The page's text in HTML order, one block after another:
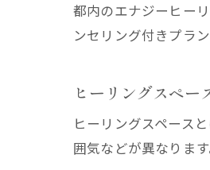
都内のエナジーヒー
ンセリング付きプラ
ヒーリングスペー
ヒーリングスペース
囲気などが異なりま